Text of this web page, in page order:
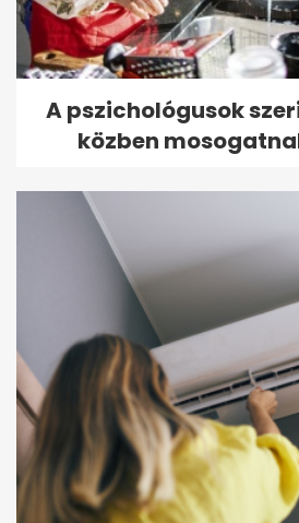
A pszichológusok
közben